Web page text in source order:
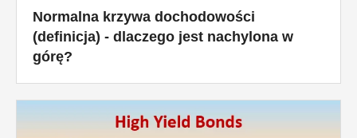
Normalna krzywa dochodowości
(definicja) - dlaczego jest nachylona w
górę?